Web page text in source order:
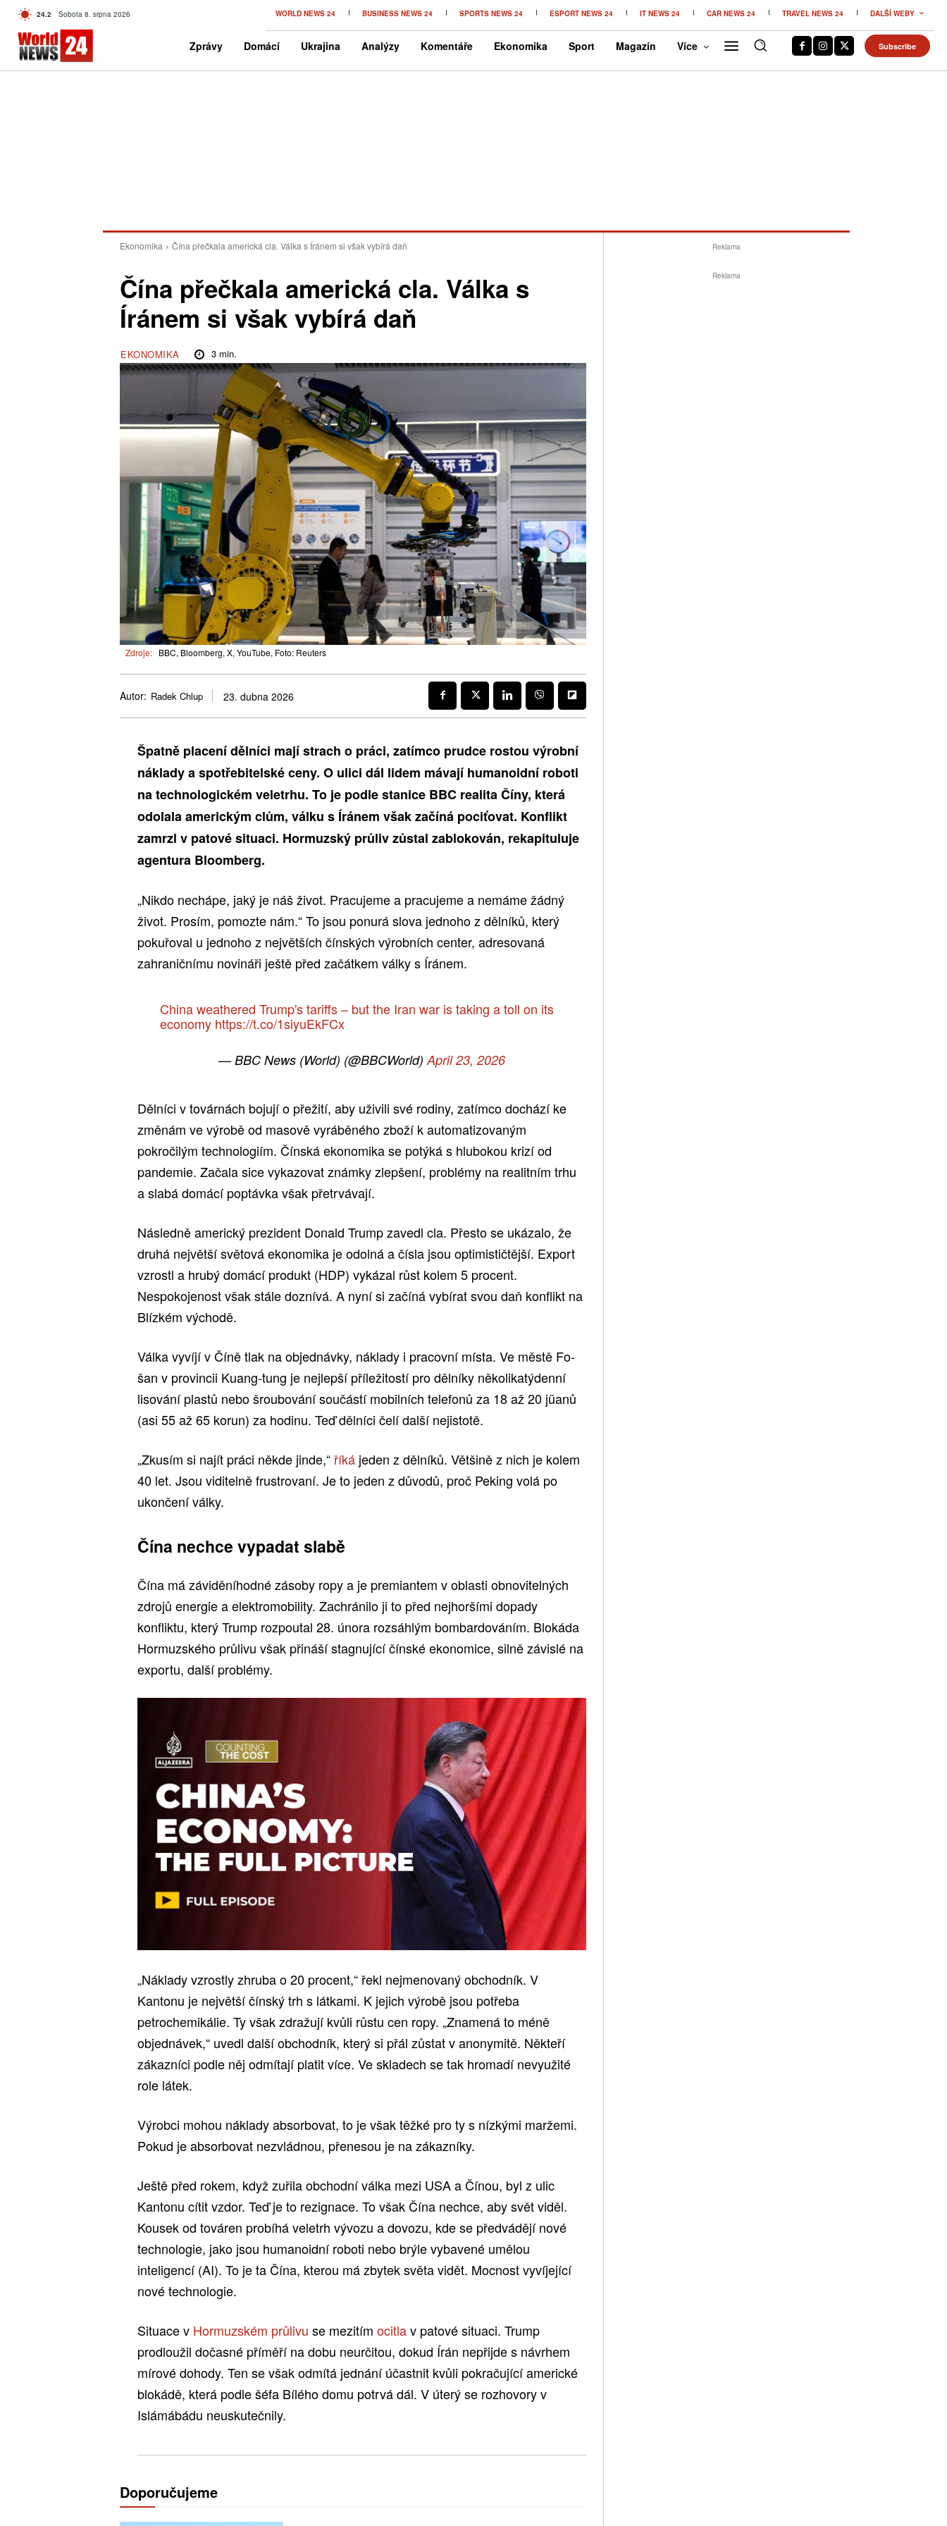
24.2 C Czech
Sobota 8. srpna 2026 WORLD NEWS 24 BUSINESS NEWS 24 SPORTS NEWS 24 ESPORT NEWS 24 IT NEWS 24 CAR NEWS 24 TRAVEL NEWS 24 DALŠÍ WEBY
Zprávy Domácí Ukrajina Analýzy Komentáře Ekonomika Sport Magazín Více Subscribe
Ekonomika Čína přečkala americká cla. Válka s Íránem si však vybírá daň
Čína přečkala americká cla. Válka s
Íránem si však vybírá daň
EKONOMIKA 3min.
Zdroje: BBC, Bloomberg, X, YouTube, Foto: Reuters
Autor: Radek Chlup 23. dubna 2026
Špatně placení dělníci mají strach o práci, zatímco prudce rostou výrobní
náklady a spotřebitelské ceny. O ulici dál lidem mávají humanoidní roboti
na technologickém veletrhu. To je podle stanice BBC realita Číny, která
odolala americkým clům, válku s Íránem však začíná pociťovat. Konflikt
zamrzl v patové situaci. Hormuzský průliv zůstal zablokován, rekapituluje
agentura Bloomberg.
„Nikdo nechápe, jaký je náš život. Pracujeme a pracujeme a nemáme žádný
život. Prosím, pomozte nám.“ To jsou ponurá slova jednoho z dělníků, který
pokuřoval u jednoho z největších čínských výrobních center, adresovaná
zahraničnímu novináři ještě před začátkem války s Íránem.
China weathered Trump's tariffs – but the Iran war is taking a toll on its
economy https://t.co/1siyuEkFCx
— BBC News (World) (@BBCWorld)April 23, 2026
Dělníci v továrnách bojují o přežití, aby uživili své rodiny, zatímco dochází ke
změnám ve výrobě od masově vyráběného zboží k automatizovaným
pokročilým technologiím. Čínská ekonomika se potýká s hlubokou krizí od
pandemie. Začala sice vykazovat známky zlepšení, problémy na realitním trhu
a slabá domácí poptávka však přetrvávají.
Následně americký prezident Donald Trump zavedl cla. Přesto se ukázalo, že
druhá největší světová ekonomika je odolná a čísla jsou optimističtější. Export
vzrostl a hrubý domácí produkt (HDP) vykázal růst kolem 5 procent.
Nespokojenost však stále doznívá. A nyní si začíná vybírat svou daň konflikt na
Blízkém východě.
Válka vyvíjí v Číně tlak na objednávky, náklady i pracovní místa. Ve městě Fo-
šan v provincii Kuang-tung je nejlepší příležitostí pro dělníky několikatýdenní
lisování plastů nebo šroubování součástí mobilních telefonů za 18 až 20 jüanů
(asi 55 až 65 korun) za hodinu. Teď dělníci čelí další nejistotě.
„Zkusím si najít práci někde jinde,“říká jeden z dělníků. Většině z nich je kolem
40 let. Jsou viditelně frustrovaní. Je to jeden z důvodů, proč Peking volá po
ukončení války.
Čína nechce vypadat slabě
Čína má záviděníhodné zásoby ropy a je premiantem v oblasti obnovitelných
zdrojů energie a elektromobility. Zachránilo ji to před nejhoršími dopady
konfliktu, který Trump rozpoutal 28. února rozsáhlým bombardováním. Blokáda
Hormuzského průlivu však přináší stagnující čínské ekonomice, silně závislé na
exportu, další problémy.
„Náklady vzrostly zhruba o 20 procent,“ řekl nejmenovaný obchodník. V
Kantonu je největší čínský trh s látkami. K jejich výrobě jsou potřeba
petrochemikálie. Ty však zdražují kvůli růstu cen ropy. „Znamená to méně
objednávek,“ uvedl další obchodník, který si přál zůstat v anonymitě. Někteří
zákazníci podle něj odmítají platit více. Ve skladech se tak hromadí nevyužité
role látek.
Výrobci mohou náklady absorbovat, to je však těžké pro ty s nízkými maržemi.
Pokud je absorbovat nezvládnou, přenesou je na zákazníky.
Ještě před rokem, když zuřila obchodní válka mezi USA a Čínou, byl z ulic
Kantonu cítit vzdor. Teď je to rezignace. To však Čína nechce, aby svět viděl.
Kousek od továren probíhá veletrh vývozu a dovozu, kde se předvádějí nové
technologie, jako jsou humanoidní roboti nebo brýle vybavené umělou
inteligencí (AI). To je ta Čína, kterou má zbytek světa vidět. Mocnost vyvíjející
nové technologie.
Situace v Hormuzském průlivu se mezitím ocitlav patové situaci. Trump
prodloužil dočasné příměří na dobu neurčitou, dokud Írán nepřijde s návrhem
mírové dohody. Ten se však odmítá jednání účastnit kvůli pokračující americké
blokádě, která podle šéfa Bílého domu potrvá dál. V úterý se rozhovory v
Islámábádu neuskutečnily.
Doporučujeme
Reklama
Reklama